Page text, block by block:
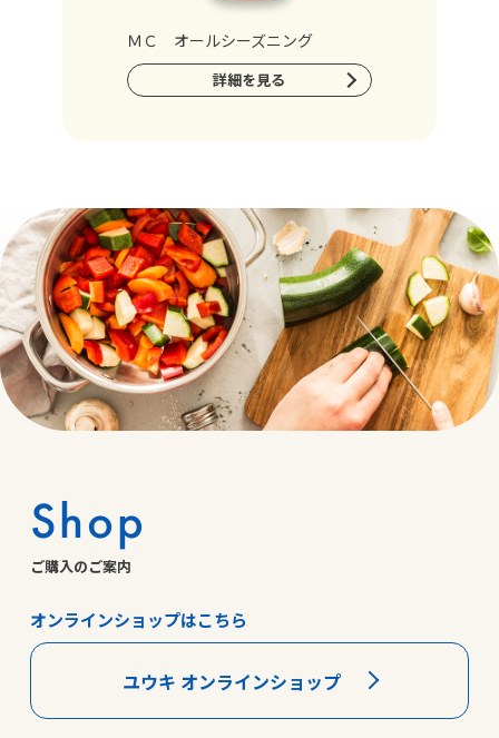
ＭＣ オールシーズニング
詳細を見る
Shop
ご購入のご案内
オンラインショップはこちら
ユウキ オンラインショップ